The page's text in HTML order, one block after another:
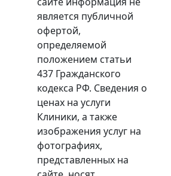
является публичной
офертой,
определяемой
положением статьи
437 Гражданского
кодекса РФ. Сведения о
ценах на услуги
Клиники, а также
изображения услуг на
фотографиях,
представленных на